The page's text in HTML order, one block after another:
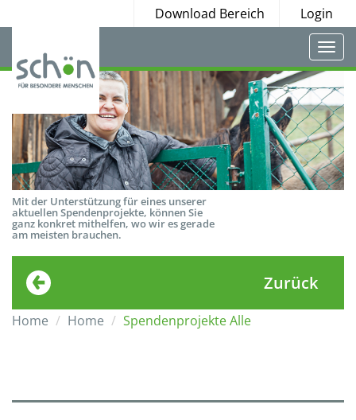
Download Bereich Login
Mit der Unterstützung für eines unserer
aktuellen Spendenprojekte, können Sie
ganz konkret mithelfen, wo wir es gerade
am meisten brauchen.
Zurück
Home Home Spendenprojekte Alle